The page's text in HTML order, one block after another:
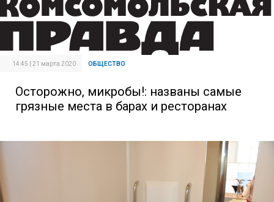
14:45 | 21 марта 2020 ОБЩЕСТВО
Осторожно, микробы!: названы самые
грязные места в барах и ресторанах